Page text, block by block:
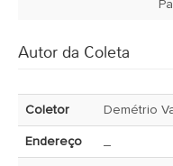
Autor da Coleta
Coletor Demétrio
Endereço